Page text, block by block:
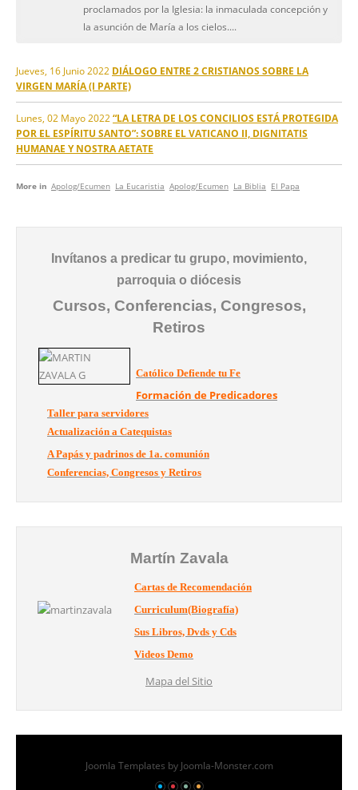
proclamados por la Iglesia: la inmaculada concepción y
la asunción de María a los cielos....
Jueves, 16 Junio 2022 DIÁLOGO ENTRE 2 CRISTIANOS SOBRE LA
VIRGEN MARÍA (I PARTE)
Lunes, 02 Mayo 2022 “LA LETRA DE LOS CONCILIOS ESTÁ PROTEGIDA
POR EL ESPÍRITU SANTO”: SOBRE EL VATICANO II, DIGNITATIS
HUMANAE Y NOSTRA AETATE
More in Apolog/Ecumen La Eucaristia Apolog/Ecumen La Biblia El Papa
Invítanos a predicar tu grupo, movimiento,
parroquia o diócesis
Cursos, Conferencias, Congresos,
Retiros
Católico Defiende tu Fe
Formación de Predicadores
Taller para servidores
Actualización a Catequistas
A Papás y padrinos de 1a. comunión
Conferencias, Congresos y Retiros
Martín Zavala
Cartas de Recomendación
Curriculum(Biografía)
Sus Libros, Dvds y Cds
Videos Demo
Mapa del Sitio
Joomla Templates by Joomla-Monster.com